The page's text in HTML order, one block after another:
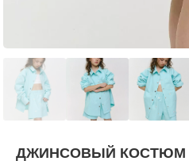
ДЖИНСОВЫЙ КОСТЮМ